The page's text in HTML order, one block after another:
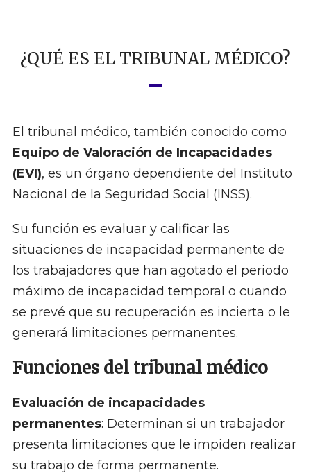
¿QUÉ ES EL TRIBUNAL MÉDICO?
El tribunal médico, también conocido como
Equipo de Valoración de Incapacidades
(EVI), es un órgano dependiente del Instituto
Nacional de la Seguridad Social (INSS).
Su función es evaluar y calificar las
situaciones de incapacidad permanente de
los trabajadores que han agotado el periodo
máximo de incapacidad temporal o cuando
se prevé que su recuperación es incierta o le
generará limitaciones permanentes.
Funciones del tribunal médico
Evaluación de incapacidades
permanentes: Determinan si un trabajador
presenta limitaciones que le impiden realizar
su trabajo de forma permanente.